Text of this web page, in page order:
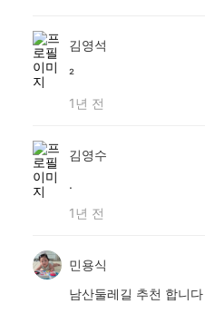
김영석
²
1년 전
김영수
.
1년 전
민용식
남산둘레길 추천 합니다